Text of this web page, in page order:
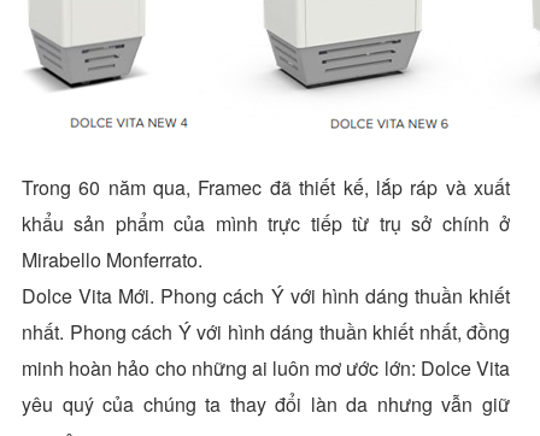
Trong 60 năm qua, Framec đã thiết kế, lắp ráp và xuất
khẩu sản phẩm của mình trực tiếp từ trụ sở chính ở
Mirabello Monferrato.
Dolce Vita Mới. Phong cách Ý với hình dáng thuần khiết
nhất. Phong cách Ý với hình dáng thuần khiết nhất, đồng
minh hoàn hảo cho những ai luôn mơ ước lớn: Dolce Vita
yêu quý của chúng ta thay đổi làn da nhưng vẫn giữ